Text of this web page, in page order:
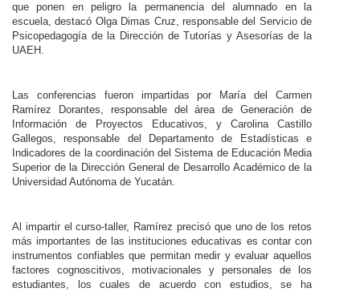
que ponen en peligro la permanencia del alumnado en la
escuela, destacó Olga Dimas Cruz, responsable del Servicio de
Psicopedagogía de la Dirección de Tutorías y Asesorías de la
UAEH.
Las conferencias fueron impartidas por María del Carmen
Ramírez Dorantes, responsable del área de Generación de
Información de Proyectos Educativos, y Carolina Castillo
Gallegos, responsable del Departamento de Estadísticas e
Indicadores de la coordinación del Sistema de Educación Media
Superior de la Dirección General de Desarrollo Académico de la
Universidad Autónoma de Yucatán.
Al impartir el curso-taller, Ramírez precisó que uno de los retos
más importantes de las instituciones educativas es contar con
instrumentos confiables que permitan medir y evaluar aquellos
factores cognoscitivos, motivacionales y personales de los
estudiantes, los cuales de acuerdo con estudios, se ha